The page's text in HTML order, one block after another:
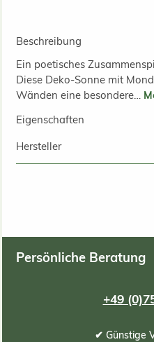
Beschreibung
Ein poetisches
Diese Deko-Sonne mit
Wänden eine besondere…
Eigenschaften
Hersteller
Persönliche Beratung
+49
✔ Günstige